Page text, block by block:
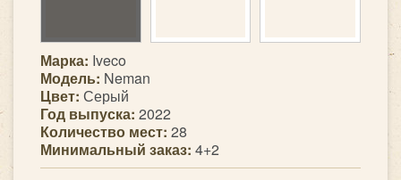
Марка: Iveco
Модель: Neman
Цвет: Серый
Год выпуска: 2022
Количество мест: 28
Минимальный заказ: 4+2